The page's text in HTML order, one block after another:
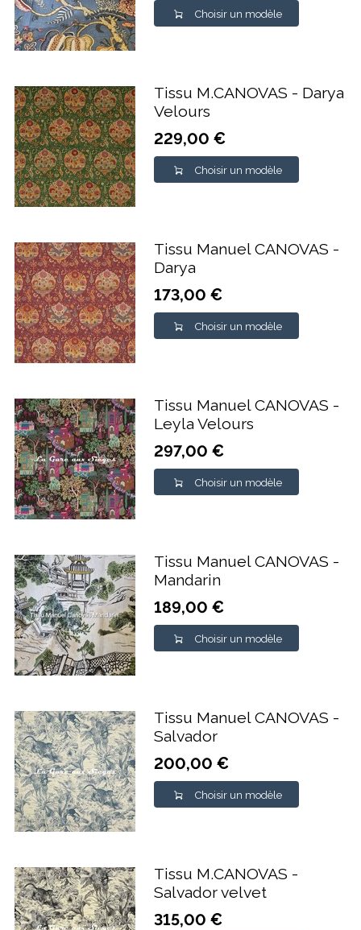
Choisir un modèle
Tissu M.CANOVAS - Darya
Velours
229,00 €
Choisir un modèle
Tissu Manuel CANOVAS -
Darya
173,00 €
Choisir un modèle
Tissu Manuel CANOVAS -
Leyla Velours
297,00 €
Choisir un modèle
Tissu Manuel CANOVAS -
Mandarin
189,00 €
Choisir un modèle
Tissu Manuel CANOVAS -
Salvador
200,00 €
Choisir un modèle
Tissu M.CANOVAS -
Salvador velvet
315,00 €